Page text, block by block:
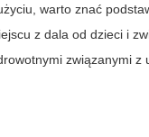
warto znać
z dala od dzieci i
związanymi